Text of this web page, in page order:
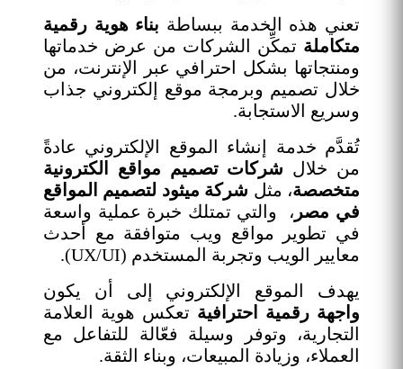
تعني هذه الخدمة ببساطة بناء هوية رقمية
متكاملة تمكِّن الشركات من عرض خدماتها
ومنتجاتها بشكل احترافي عبر الإنترنت، من
خلال تصميم وبرمجة موقع إلكتروني جذاب
وسريع الاستجابة.
تُقدَّم خدمة إنشاء الموقع الإلكتروني عادةً
من خلال شركات تصميم مواقع الكترونية
متخصصة، مثل شركة ميثود لتصميم المواقع
في مصر ، والتي تمتلك خبرة عملية واسعة
في تطوير مواقع ويب متوافقة مع أحدث
معايير الويب وتجربة المستخدم (UX/UI).
يهدف الموقع الإلكتروني إلى أن يكون
واجهة رقمية احترافية تعكس هوية العلامة
التجارية، وتوفر وسيلة فعّالة للتفاعل مع
العملاء، وزيادة المبيعات، وبناء الثقة.